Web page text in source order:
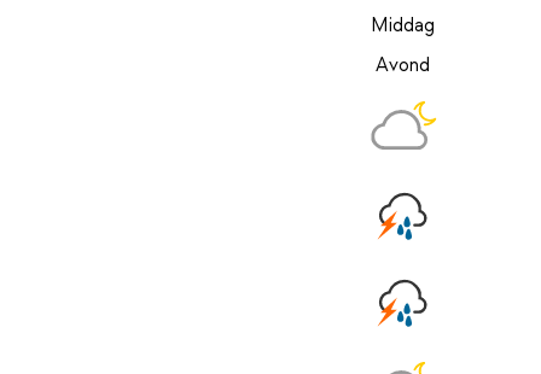
Middag
Avond